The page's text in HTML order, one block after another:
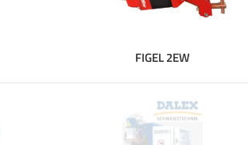
FIGEL 2EW